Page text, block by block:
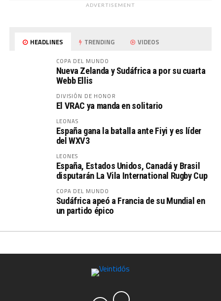
ADVERTISEMENT
HEADLINES TRENDING VIDEOS
COPA DEL MUNDO
Nueva Zelanda y Sudáfrica a por su cuarta
Webb Ellis
DIVISIÓN DE HONOR
El VRAC ya manda en solitario
LEONAS
España gana la batalla ante Fiyi y es líder
del WXV3
LEONES
España, Estados Unidos, Canadá y Brasil
disputarán La Vila International Rugby Cup
COPA DEL MUNDO
Sudáfrica apeó a Francia de su Mundial en
un partido épico